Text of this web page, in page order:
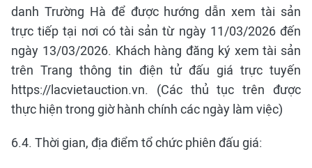
danh Trường Hà để được hướng dẫn xem tài sản
trực tiếp tại nơi có tài sản từ ngày 11/03/2026 đến
ngày 13/03/2026. Khách hàng đăng ký xem tài sản
trên Trang thông tin điện tử đấu giá trực tuyến
https://lacvietauction.vn. (Các thủ tục trên được
thực hiện trong giờ hành chính các ngày làm việc)
6.4. Thời gian, địa điểm tổ chức phiên đấu giá: